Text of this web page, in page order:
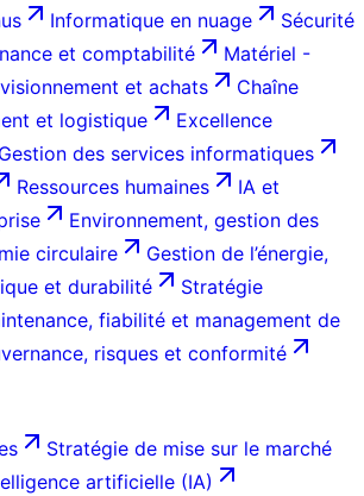
Informatique en nuage
Sécurité
et comptabilité
Matériel -
et achats
Chaîne
et logistique
Excellence
Gestion des services informatiques
Ressources humaines
IA et
Environnement, gestion des
circulaire
Gestion de l’énergie,
et durabilité
Stratégie
fiabilité et management de
risques et conformité
Stratégie de mise sur le marché
artificielle (IA)